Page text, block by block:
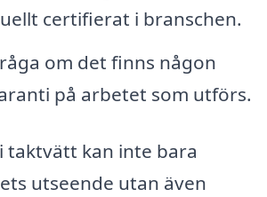
certifierat i branschen.
om det finns någon
på arbetet som utförs.
taktvätt kan inte bara
utseende utan även